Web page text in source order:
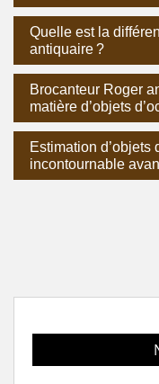
Quelle est la
antiquaire ?
Brocanteur Roger
matière d’objets
Estimation d’objets
incontournable